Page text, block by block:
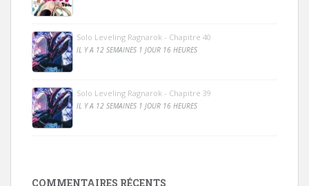
Solo Leveling Ragnarok - Chapitre 40
IL Y A 12 SEMAINES 1 JOUR 16 HEURES
Solo Leveling Ragnarok - Chapitre 39
IL Y A 12 SEMAINES 1 JOUR 16 HEURES
COMMENTAIRES RÉCENTS